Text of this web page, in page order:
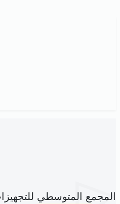
المجمع المتوسطي